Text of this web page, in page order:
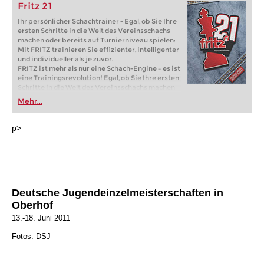
Fritz 21
Ihr persönlicher Schachtrainer - Egal, ob Sie Ihre
ersten Schritte in die Welt des Vereinsschachs
machen oder bereits auf Turnierniveau spielen:
Mit FRITZ trainieren Sie effizienter, intelligenter
und individueller als je zuvor.
FRITZ ist mehr als nur eine Schach-Engine – es ist
eine Trainingsrevolution! Egal, ob Sie Ihre ersten
Schritte in die Welt des Vereinsschachs machen
oder bereits auf Turnierniveau spielen: Mit
FRITZ trainieren Sie effizienter, intelligenter und
individueller als je zuvor.
Mehr...
p>
Deutsche Jugendeinzelmeisterschaften in
Oberhof
13.-18. Juni 2011
Fotos: DSJ